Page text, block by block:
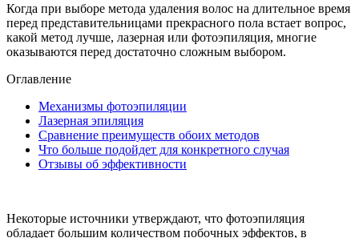
Когда при выборе метода удаления волос на длительное время
перед представительницами прекрасного пола встает вопрос,
какой метод лучше, лазерная или фотоэпиляция, многие
оказываются перед достаточно сложным выбором.
Оглавление
Механизмы фотоэпиляции
Лазерная эпиляция
Сравнение преимуществ обоих методов
Что больше подойдет для конкретного случая
Отзывы об эффективности
Некоторые источники утверждают, что фотоэпиляция
обладает большим количеством побочных эффектов, в